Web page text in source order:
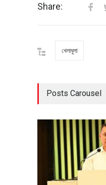
Share:
খেলাধুলা
Posts Carousel